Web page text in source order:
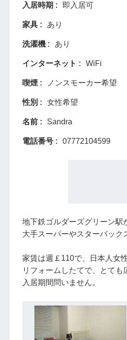
入居時期 即入居可
家具 あり
洗濯機 あり
インターネット WiFi
喫煙 ノンスモーカー希望
性別 女性希望
名前 Sandra
電話番号 07772104599
地下鉄ゴルダーズグリーン駅
大手スーパーやスターバック
家賃は週￡110で、日本人女
リフォームしたてで、とても
入居期間問いません。